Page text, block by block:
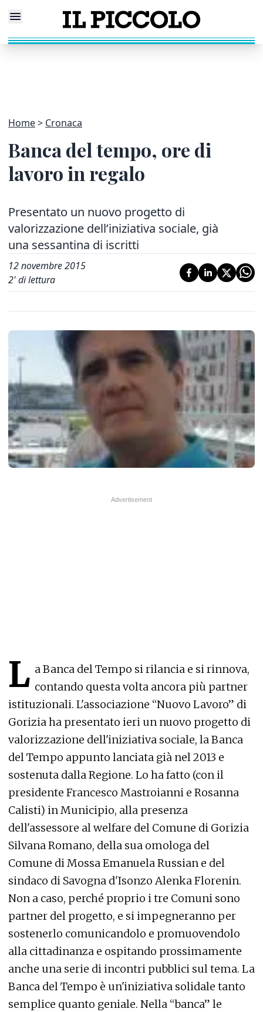
Home Cronaca
Banca del tempo, ore di
lavoro in regalo
Presentato un nuovo progetto di
valorizzazione dell’iniziativa sociale, già
una sessantina di iscritti
12 novembre 2015
2' di lettura
L a Banca del Tempo si rilancia e si rinnova,
contando questa volta ancora più partner
istituzionali. L'associazione “Nuovo Lavoro” di
Gorizia ha presentato ieri un nuovo progetto di
valorizzazione dell'iniziativa sociale, la Banca
del Tempo appunto lanciata già nel 2013 e
sostenuta dalla Regione. Lo ha fatto (con il
presidente Francesco Mastroianni e Rosanna
Calisti) in Municipio, alla presenza
dell'assessore al welfare del Comune di Gorizia
Silvana Romano, della sua omologa del
Comune di Mossa Emanuela Russian e del
sindaco di Savogna d'Isonzo Alenka Florenin.
Non a caso, perché proprio i tre Comuni sono
partner del progetto, e si impegneranno per
sostenerlo comunicandolo e promuovendolo
alla cittadinanza e ospitando prossimamente
anche una serie di incontri pubblici sul tema. La
Banca del Tempo è un'iniziativa solidale tanto
semplice quanto geniale. Nella “banca” le